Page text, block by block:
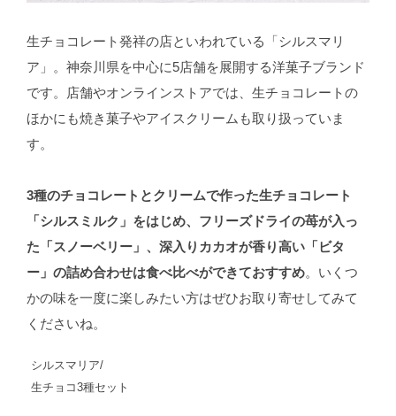
生チョコレート発祥の店といわれている「シルスマリ
ア」。神奈川県を中心に5店舗を展開する洋菓子ブランド
です。店舗やオンラインストアでは、生チョコレートの
ほかにも焼き菓子やアイスクリームも取り扱っていま
す。
3種のチョコレートとクリームで作った生チョコレート
「シルスミルク」をはじめ、フリーズドライの苺が入っ
た「スノーベリー」、深入りカカオが香り高い「ビタ
ー」の詰め合わせは食べ比べができておすすめ。いくつ
かの味を一度に楽しみたい方はぜひお取り寄せしてみて
くださいね。
シルスマリア/
生チョコ3種セット